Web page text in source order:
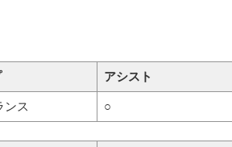
アシスト
ンス ○